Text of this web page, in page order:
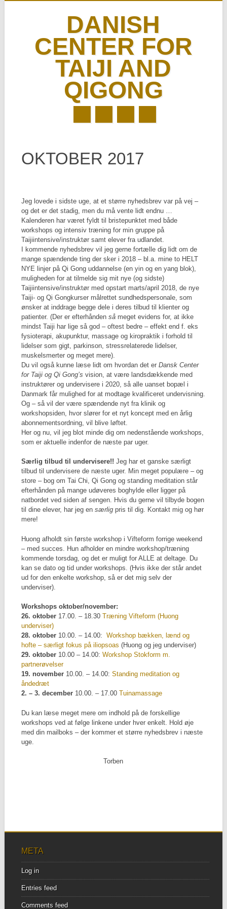
DANISH
CENTER FOR
TAIJI AND
QIGONG
content
OKTOBER 2017
Jeg lovede i sidste uge, at et større nyhedsbrev var på vej –
og det er det stadig, men du må vente lidt endnu …
Kalenderen har været fyldt til bristepunktet med både
workshops og intensiv træning for min gruppe på
Taijiintensive/instruktør samt elever fra udlandet.
I kommende nyhedsbrev vil jeg gerne fortælle dig lidt om de
mange spændende ting der sker i 2018 – bl.a. mine to HELT
NYE linjer på Qi Gong uddannelse (en yin og en yang blok),
muligheden for at tilmelde sig mit nye (og sidste)
Taijiintensive/instruktør med opstart marts/april 2018, de nye
Taiji- og Qi Gongkurser målrettet sundhedspersonale, som
ønsker at inddrage begge dele i deres tilbud til klienter og
patienter. (Der er efterhånden så meget evidens for, at ikke
mindst Taiji har lige så god – oftest bedre – effekt end f. eks
fysioterapi, akupunktur, massage og kiropraktik i forhold til
lidelser som gigt, parkinson, stressrelaterede lidelser,
muskelsmerter og meget mere).
Du vil også kunne læse lidt om hvordan det erDansk Center
for Taiji og Qi Gong’s vision, at være landsdækkende med
instruktører og undervisere i 2020, så alle uanset bopæl i
Danmark får mulighed for at modtage kvalificeret undervisning.
Og – så vil der være spændende nyt fra klinik og
workshopsiden, hvor slører for et nyt koncept med en årlig
abonnementsordning, vil blive løftet.
Her og nu, vil jeg blot minde dig om nedenstående workshops,
som er aktuelle indenfor de næste par uger.
Særlig tilbud til undervisere!! Jeg har et ganske særligt
tilbud til undervisere de næste uger. Min meget populære – og
store – bog om Tai Chi, Qi Gong og standing meditation står
efterhånden på mange udøveres boghylde eller ligger på
natbordet ved siden af sengen. Hvis du gerne vil tilbyde bogen
til dine elever, har jeg en særligpris til dig. Kontakt mig og hør
mere!
Huong afholdt sin første workshop i Vifteform forrige weekend
– med succes. Hun afholder en mindre workshop/træning
kommende torsdag, og det er muligt for ALLE at deltage. Du
kan se dato og tid under workshops. (Hvis ikke der står andet
ud for den enkelte workshop, så er det mig selv der
underviser).
Workshops oktober/november:
26. oktober17.00. – 18.30 Træning Vifteform (Huong
underviser)
28. oktober10.00. – 14.00: Workshop bækken, lænd og
hofte – særligt fokus på iliopsoas (Huong og jeg underviser)
29. oktober10.00 – 14.00: Workshop Stokform m.
partnerøvelser
19. november 10.00. – 14.00: Standing meditation og
åndedræt
2. – 3. december 10.00. – 17.00 Tuinamassage
Du kan læse meget mere om indhold på de forskellige
workshops ved at følge linkene under hver enkelt. Hold øje
med din mailboks – der kommer et større nyhedsbrev i næste
uge.
Torben
META
Log in
Entries feed
Comments feed